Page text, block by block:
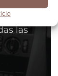
las